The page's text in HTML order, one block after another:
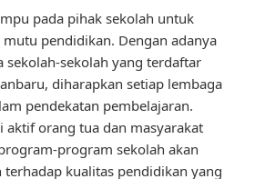
pada pihak sekolah untuk
pendidikan. Dengan adanya
sekolah-sekolah yang terdaftar
diharapkan setiap lembaga
pendekatan pembelajaran.
aktif orang tua dan masyarakat
program sekolah akan
kualitas pendidikan yang